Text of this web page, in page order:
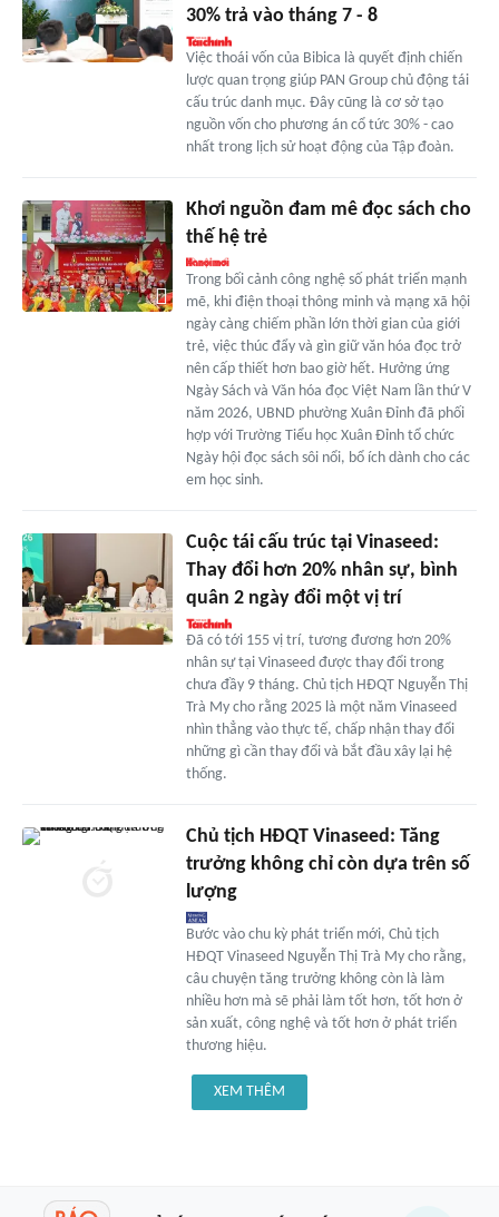
30% trả vào tháng 7 - 8
Việc thoái vốn của Bibica là quyết định chiến
lược quan trọng giúp PAN Group chủ động tái
cấu trúc danh mục. Đây cũng là cơ sở tạo
nguồn vốn cho phương án cổ tức 30% - cao
nhất trong lịch sử hoạt động của Tập đoàn.
Khơi nguồn đam mê đọc sách cho
thế hệ trẻ
Trong bối cảnh công nghệ số phát triển mạnh
mẽ, khi điện thoại thông minh và mạng xã hội
ngày càng chiếm phần lớn thời gian của giới
trẻ, việc thúc đẩy và gìn giữ văn hóa đọc trở
nên cấp thiết hơn bao giờ hết. Hưởng ứng
Ngày Sách và Văn hóa đọc Việt Nam lần thứ V
năm 2026, UBND phường Xuân Đỉnh đã phối
hợp với Trường Tiểu học Xuân Đỉnh tổ chức
Ngày hội đọc sách sôi nổi, bổ ích dành cho các
em học sinh.
Cuộc tái cấu trúc tại Vinaseed:
Thay đổi hơn 20% nhân sự, bình
quân 2 ngày đổi một vị trí
Đã có tới 155 vị trí, tương đương hơn 20%
nhân sự tại Vinaseed được thay đổi trong
chưa đầy 9 tháng. Chủ tịch HĐQT Nguyễn Thị
Trà My cho rằng 2025 là một năm Vinaseed
nhìn thẳng vào thực tế, chấp nhận thay đổi
những gì cần thay đổi và bắt đầu xây lại hệ
thống.
Chủ tịch HĐQT Vinaseed: Tăng
trưởng không chỉ còn dựa trên số
lượng
Bước vào chu kỳ phát triển mới, Chủ tịch
HĐQT Vinaseed Nguyễn Thị Trà My cho rằng,
câu chuyện tăng trưởng không còn là làm
nhiều hơn mà sẽ phải làm tốt hơn, tốt hơn ở
sản xuất, công nghệ và tốt hơn ở phát triển
thương hiệu.
XEM THÊM